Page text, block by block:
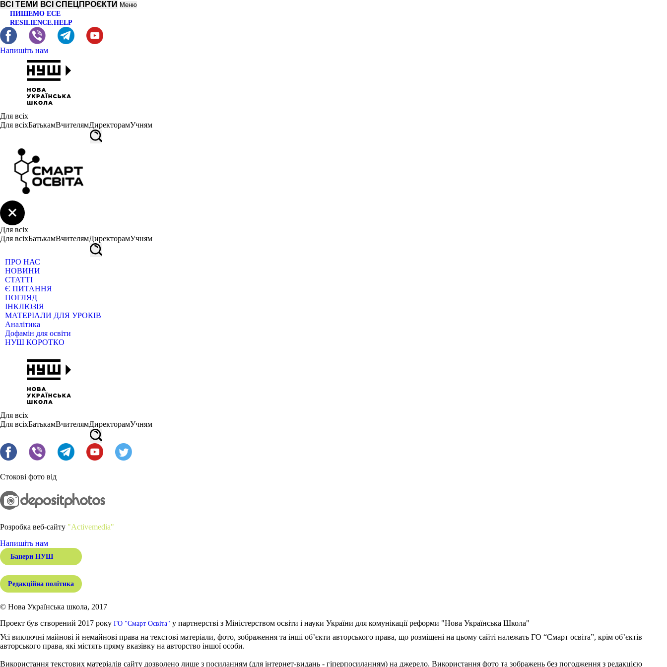
ВСІ ТЕМИ ВСІ СПЕЦПРОЄКТИ Меню
ПИШЕМО ЕСЕ
RESILIENCE.HELP
Напишіть нам
Для всіх
Для всіхБатькамВчителямДиректорамУчням
Для всіх
Для всіхБатькамВчителямДиректорамУчням
ПРО НАС
НОВИНИ
СТАТТІ
Є ПИТАННЯ
ПОГЛЯД
ІНКЛЮЗІЯ
МАТЕРІАЛИ ДЛЯ УРОКІВ
Аналітика
Дофамін для освіти
НУШ КОРОТКО
Для всіх
Для всіхБатькамВчителямДиректорамУчням
Стокові фото від
Розробка веб-сайту "Activemedia"
Напишіть нам
Банери НУШ
Редакційна політика
© Нова Українська школа, 2017
Проект був створений 2017 року ГО "Смарт Освіта" у партнерстві з Міністерством освіти і науки України для комунікації реформи "Нова Українська Школа"
Усі виключні майнові й немайнові права на текстові матеріали, фото, зображення та інші об’єкти авторського права, що розміщені на цьому сайті належать ГО “Смарт освіта”, крім об’єктів
авторського права, які містять пряму вказівку на авторство іншої особи.
Використання текстових матеріалів сайту дозволено лише з посиланням (для інтернет-видань - гіперпосиланням) на джерело. Використання фото та зображень без погодження з редакцією